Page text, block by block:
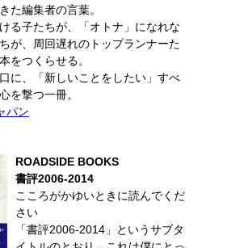
た編集者の言葉。
る子たちが、「オトナ」になれな
が、周回遅れのトップランナーた
をつくらせる。
に、「新しいことをしたい」すべ
を撃つ一冊。
パン
ROADSIDE BOOKS
書評2006-2014
こころがかゆいときに読んでくだ
さい
「書評2006-2014」というサブタ